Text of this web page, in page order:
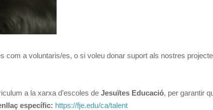
com a voluntaris/es, o si voleu donar suport als nostres
a la xarxa d’escoles de Jesuïtes Educació, per garantir
específic: https://fje.edu/ca/talent